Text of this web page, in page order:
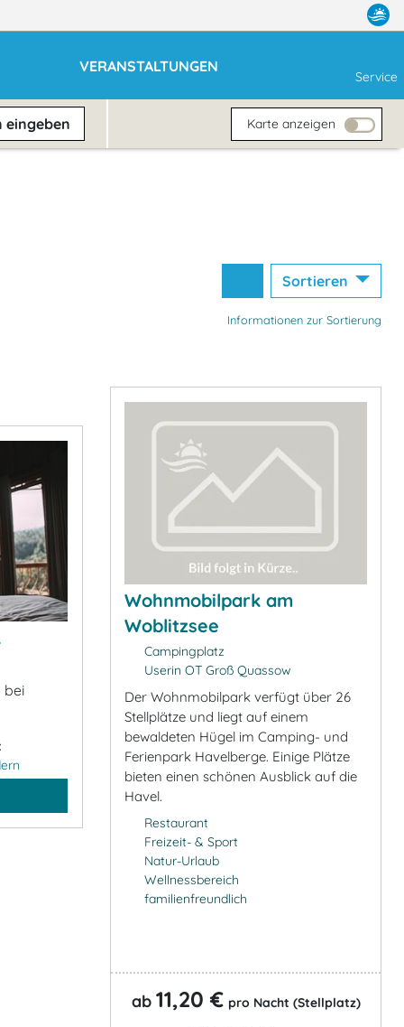
VERANSTALTUNGEN
Service
eingeben Karte anzeigen
Sortieren
Informationen zur Sortierung
bei
Wohnmobilpark am
Woblitzsee
Campingplatz
Userin OT Groß Quassow
Der Wohnmobilpark verfügt über 26
Stellplätze und liegt auf einem
bewaldeten Hügel im Camping- und
Ferienpark Havelberge. Einige Plätze
bieten einen schönen Ausblick auf die
Havel.
Restaurant
Freizeit- & Sport
Natur-Urlaub
Wellnessbereich
familienfreundlich
ab 11,20 € pro Nacht (Stellplatz)